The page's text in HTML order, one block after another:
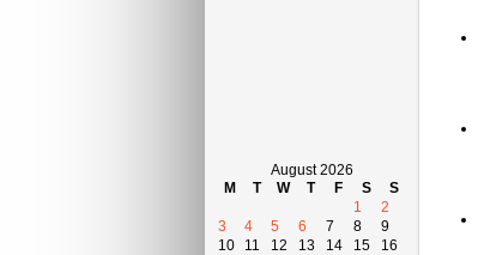
August 2026
M
T W T F S
S
1
2
3
4 5 6 7 8
9
10
11 12 13 14 15
16